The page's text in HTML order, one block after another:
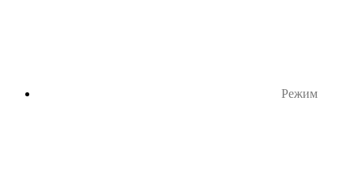
Режим